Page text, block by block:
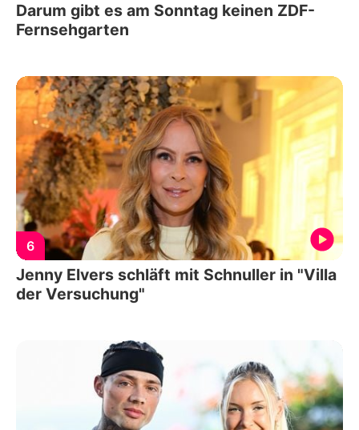
Darum gibt es am Sonntag keinen ZDF-
Fernsehgarten
6
Jenny Elvers schläft mit Schnuller in "Villa
der Versuchung"